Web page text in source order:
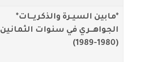
*مابين السيـرة والذكريــات*
الجواهــري في سنوات الثمانين
(1980-1989)